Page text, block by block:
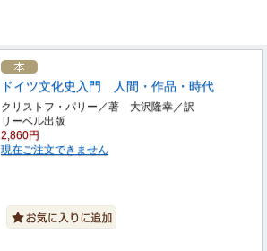
ドイツ文化史入門 人間・作品・時代
クリストフ・パリー／著 大沢隆幸／訳
リーベル出版
2,860円
現在ご注文できません